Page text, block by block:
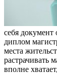
себя документ
диплом
места
растрачивать
вполне